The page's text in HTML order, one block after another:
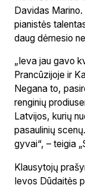
Davidas
pianistės
daug dėmesio
„Ieva jau gavo
Prancūzijoje ir
Negana to,
renginių
Latvijos, kurių
pasaulinių
gyvai“, – teigia
Klausytojų
Ievos Dūdaitės